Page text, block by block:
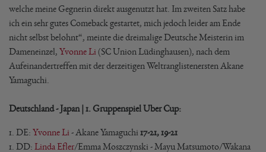
welche meine Gegnerin direkt ausgenutzt hat. Im zweiten Satz habe
ich ein sehr gutes Comeback gestartet, mich jedoch leider am Ende
nicht selbst belohnt“, meinte die dreimalige Deutsche Meisterin im
Dameneinzel, Yvonne Li (SC Union Lüdinghausen), nach dem
Aufeinandertreffen mit der derzeitigen Weltranglistenersten Akane
Yamaguchi.
Deutschland - Japan | 1. Gruppenspiel Uber Cup:
1. DE: Yvonne Li - Akane Yamaguchi 17-21, 19-21
1. DD: Linda Efler/Emma Moszczynski - Mayu Matsumoto/Wakana